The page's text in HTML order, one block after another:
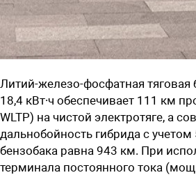
Литий-железо-фосфатная тяговая
18,4 кВт∙ч обеспечивает 111 км
WLTP) на чистой электротяге, а
дальнобойность гибрида с учетом
бензобака равна 943 км. При
терминала постоянного тока